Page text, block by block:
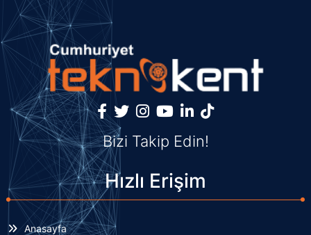
Bizi Takip Edin!
Hızlı Erişim
Anasayfa